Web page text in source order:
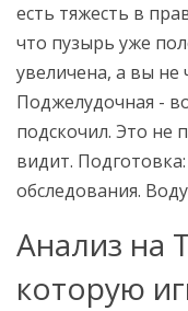
есть тяжесть в
что пузырь уже
увеличена, а вы не
Поджелудочная -
подскочил. Это не
видит.
обследования.
Анализ на
которую